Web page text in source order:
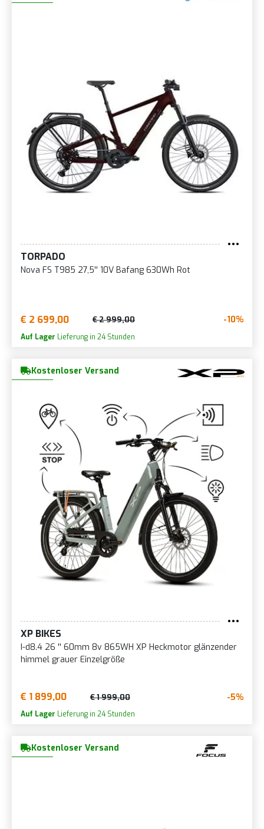
TORPADO
Nova FS T985 27,5'' 10V Bafang 630Wh Rot
€ 2 699,00 € 2 999,00 -10%
Auf Lager Lieferung in 24 Stunden
Kostenloser Versand
XP BIKES
I-d8.4 26 '' 60mm 8v 865WH XP Heckmotor glänzender
himmel grauer Einzelgröße
€ 1 899,00 € 1 999,00 -5%
Auf Lager Lieferung in 24 Stunden
Kostenloser Versand